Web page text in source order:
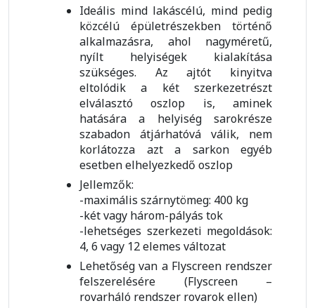
Ideális mind lakáscélú, mind pedig
közcélú épületrészekben történő
alkalmazásra, ahol nagyméretű,
nyílt helyiségek kialakítása
szükséges. Az ajtót kinyitva
eltolódik a két szerkezetrészt
elválasztó oszlop is, aminek
hatására a helyiség sarokrésze
szabadon átjárhatóvá válik, nem
korlátozza azt a sarkon egyéb
esetben elhelyezkedő oszlop
Jellemzők:
-maximális szárnytömeg: 400 kg
-két vagy három-pályás tok
-lehetséges szerkezeti megoldások:
4, 6 vagy 12 elemes változat
Lehetőség van a Flyscreen rendszer
felszerelésére (Flyscreen –
rovarháló rendszer rovarok ellen)